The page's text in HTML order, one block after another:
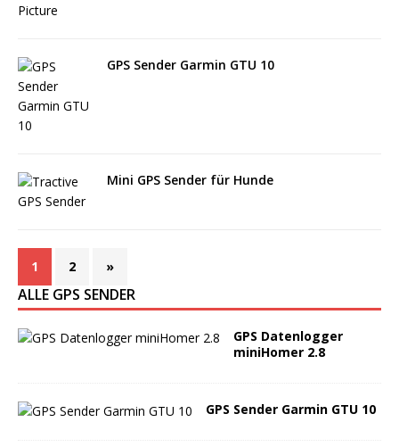
GPS Sender Garmin GTU 10
Mini GPS Sender für Hunde
1 2 »
ALLE GPS SENDER
GPS Datenlogger
miniHomer 2.8
GPS Sender Garmin GTU 10